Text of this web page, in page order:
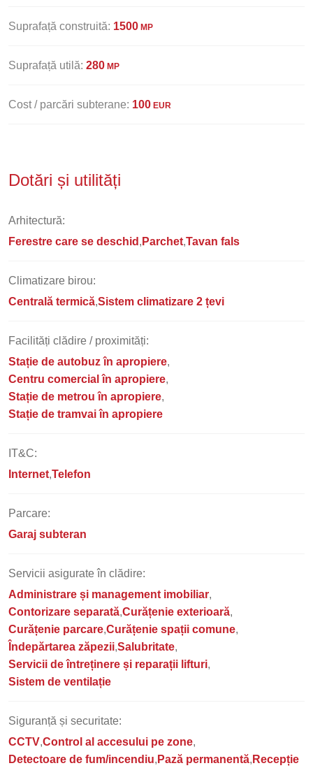
Suprafață construită: 1500 MP
Suprafață utilă: 280 MP
Cost / parcări subterane: 100 EUR
Dotări și utilități
Arhitectură:
Ferestre care se deschid Parchet Tavan fals
Climatizare birou:
Centrală termică Sistem climatizare 2 țevi
Facilități clădire / proximități:
Stație de autobuz în apropiere
Centru comercial în apropiere
Stație de metrou în apropiere
Stație de tramvai în apropiere
IT&C:
Internet Telefon
Parcare:
Garaj subteran
Servicii asigurate în clădire:
Administrare și management imobiliar
Contorizare separată Curățenie exterioară
Curățenie parcare Curățenie spații comune
Îndepărtarea zăpezii Salubritate
Servicii de întreținere și reparații lifturi
Sistem de ventilație
Siguranță și securitate:
CCTV Control al accesului pe zone
Detectoare de fum/incendiu Pază permanentă Recepție